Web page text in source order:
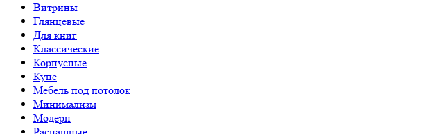
Витрины
Глянцевые
Для книг
Классические
Корпусные
Купе
Мебель под потолок
Минимализм
Модерн